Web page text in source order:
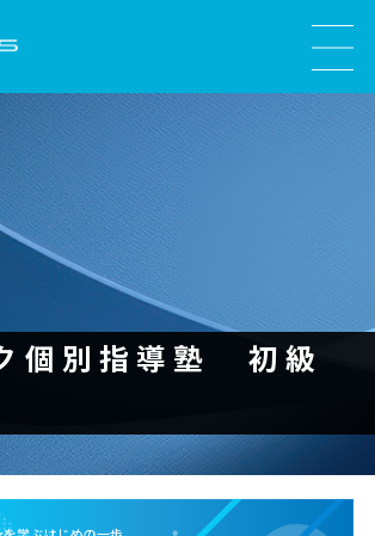
個別指導塾 初級